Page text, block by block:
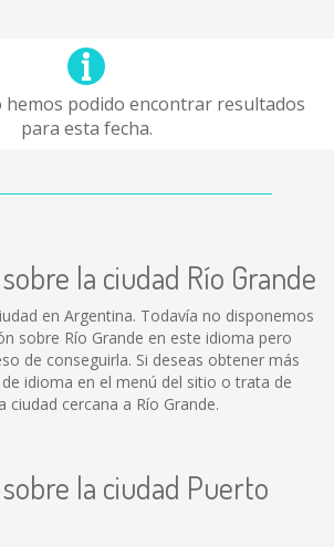
hemos podido encontrar resultados
para esta fecha.
la ciudad Río Grande
en Argentina. Todavía no disponemos
sobre Río Grande en este idioma pero
de conseguirla. Si deseas obtener más
idioma en el menú del sitio o trata de
ciudad cercana a Río Grande.
la ciudad Puerto